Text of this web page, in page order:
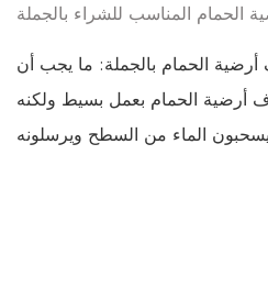
الحمام المناسب للشراء بالجملة
الحمام بالجملة: ما يجب أن
أرضية الحمام بعمل بسيط ولكنه